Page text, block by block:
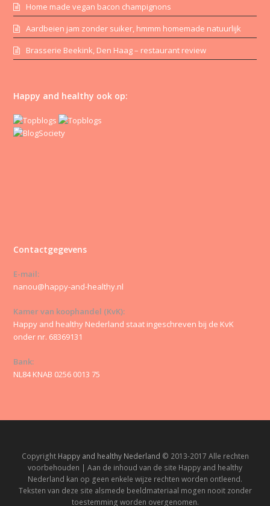
Home made vegan bacon champignons
Aardbeien jam zonder suiker, hmmm homemade natuurlijk
Brasserie Beekink, Den Haag – restaurant review
Happy and healthy ook op:
Contactgegevens
E-mail:
nanou@happy-and-healthy.nl
Kamer van koophandel (KvK):
Happy and healthy Nederland staat ingeschreven bij de KvK
onder nr. 68369131
Bank:
NL84 KNAB 0256 0013 75
Copyright Happy and healthy Nederland © 2013-2017 Alle rechten
voorbehouden | Aan de inhoud van de site Happy and healthy
Nederland kan op geen enkele wijze rechten worden ontleend.
Teksten van deze site alsmede beeldmateriaal mogen nooit zonder
toestemming worden overgenomen.